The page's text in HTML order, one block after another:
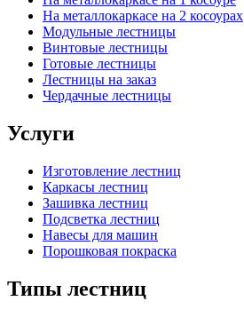
На металлокаркасе на 2 косоурах
Модульные лестницы
Винтовые лестницы
Готовые лестницы
Лестницы на заказ
Чердачные лестницы
Услуги
Изготовление лестниц
Каркасы лестниц
Зашивка лестниц
Подсветка лестниц
Навесы для машин
Порошковая покраска
Типы лестниц